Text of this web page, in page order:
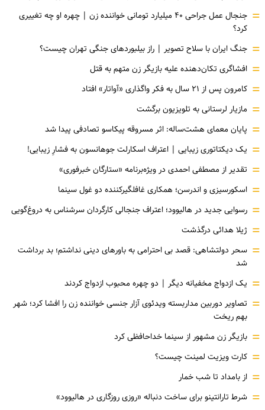
=
جنجال عمل جراحی ۴۰ میلیارد تومانی خواننده زن | چهره او چه تغییری
کرد؟
= جنگ ایران با سلاح تصویر | راز بیلبوردهای جنگی تهران چیست؟
= افشاگری‌ تکان‌دهنده علیه بازیگر زن متهم به قتل
= کامرون پس از ۲۱ سال به فکر واگذاری «آواتار» افتاد
= مازیار لرستانی به تلویزیون برگشت
= پایان معمای هشت‌ساله: اثر مسروقه پیکاسو تصادفی پیدا شد
= یک دیکتاتوری زیبایی | اعتراف اسکارلت جوهانسون به فشارِ زیبایی!
= تقدیر از مصطفی احمدی در ویژه‌برنامه «ستارگان خبرفوری»
= اسکورسیزی و اندرسن؛ همکاری غافلگیرکننده دو غول سینما
= رسوایی جدید در هالیوود؛ اعتراف جنجالی کارگردان سرشناس به دروغ‌گویی
= ژیلا هدائی درگذشت
= سحر دولتشاهی: قصد بی احترامی به باورهای دینی نداشتم؛ بد برداشت
شد
= یک ازدواج مخفیانه دیگر | دو چهره محبوب ازدواج کردند
= تصاویر دوربین مداربسته ویدئوی آزار جنسی خواننده زن را افشا کرد؛ شهر
بهم ریخت
= بازیگر زن مشهور از سینما خداحافظی کرد
= کارت ویزیت لمینت چیست؟
= از بامداد تا شب خمار
= شرط تارانتینو برای ساخت دنباله «روزی روزگاری در هالیوود»